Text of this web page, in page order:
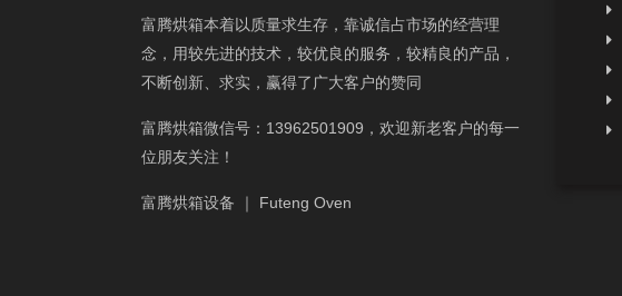
富腾烘箱本着以质量求生存，靠诚信占市场的经营理
念，用较先进的技术，较优良的服务，较精良的产品，
不断创新、求实，赢得了广大客户的赞同
富腾烘箱微信号：13962501909，欢迎新老客户的每一
位朋友关注！
富腾烘箱设备 ｜ Futeng Oven